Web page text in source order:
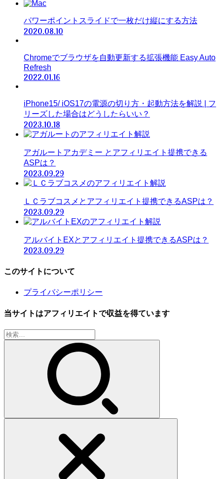
パワーポイントスライドで一枚だけ縦にする方法
2020.08.10
Chromeでブラウザを自動更新する拡張機能 Easy Auto
Refresh
2022.01.16
iPhone15/ iOS17の電源の切り方・起動方法を解説 | フ
リーズした場合はどうしたらいい？
2023.10.18
アガルートアカデミー とアフィリエイト提携できる
ASPは？
2023.09.29
ＬＣラブコスメとアフィリエイト提携できるASPは？
2023.09.29
アルバイトEXとアフィリエイト提携できるASPは？
2023.09.29
このサイトについて
プライバシーポリシー
当サイトはアフィリエイトで収益を得ています
検
索: